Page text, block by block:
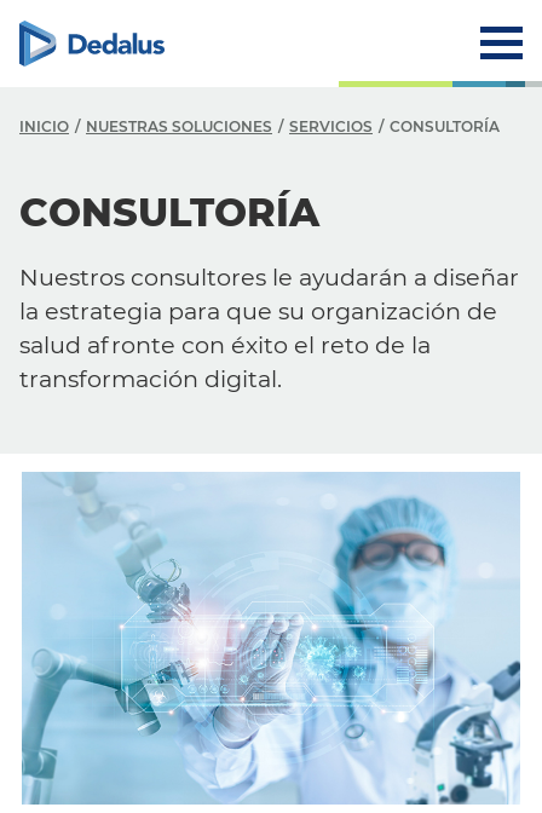
INICIO NUESTRAS SOLUCIONES SERVICIOS CONSULTORÍA
CONSULTORÍA
Nuestros consultores le ayudarán a diseñar
la estrategia para que su organización de
salud afronte con éxito el reto de la
transformación digital.